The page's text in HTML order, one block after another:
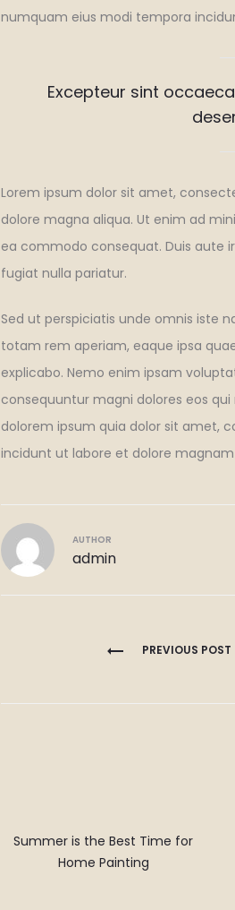
numquam eius modi tempora
Excepteur sint
Lorem ipsum dolor sit amet,
dolore magna aliqua. Ut enim ad
ea commodo consequat. Duis aute
fugiat nulla pariatur.
Sed ut perspiciatis unde omnis iste
totam rem aperiam, eaque ipsa
explicabo. Nemo enim ipsam
consequuntur magni dolores eos
dolorem ipsum quia dolor sit amet,
incidunt ut labore et dolore
AUTHOR
admin
PREVIOUS POST
Summer is the Best Time for
Home Painting